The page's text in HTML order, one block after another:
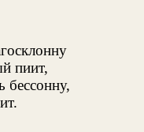
пиит,
бессонну,